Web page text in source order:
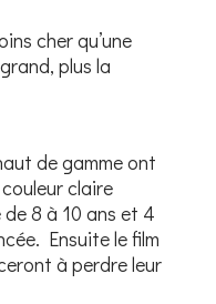
cher qu’une
plus la
de gamme ont
claire
8 à 10 ans et 4
Ensuite le film
à perdre leur